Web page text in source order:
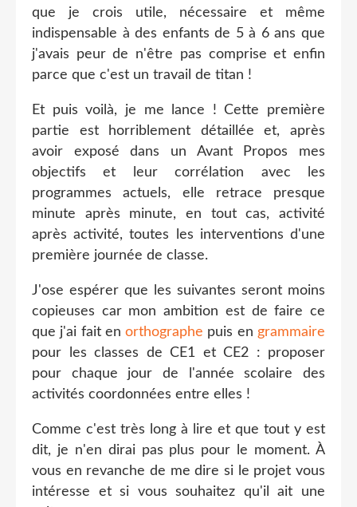
que je crois utile, nécessaire et même
indispensable à des enfants de 5 à 6 ans que
j'avais peur de n'être pas comprise et enfin
parce que c'est un travail de titan !
Et puis voilà, je me lance ! Cette première
partie est horriblement détaillée et, après
avoir exposé dans un Avant Propos mes
objectifs et leur corrélation avec les
programmes actuels, elle retrace presque
minute après minute, en tout cas, activité
après activité, toutes les interventions d'une
première journée de classe.
J'ose espérer que les suivantes seront moins
copieuses car mon ambition est de faire ce
que j'ai fait enorthographe puis en grammaire
pour les classes de CE1 et CE2 : proposer
pour chaque jour de l'année scolaire des
activités coordonnées entre elles !
Comme c'est très long à lire et que tout y est
dit, je n'en dirai pas plus pour le moment. À
vous en revanche de me dire si le projet vous
intéresse et si vous souhaitez qu'il ait une